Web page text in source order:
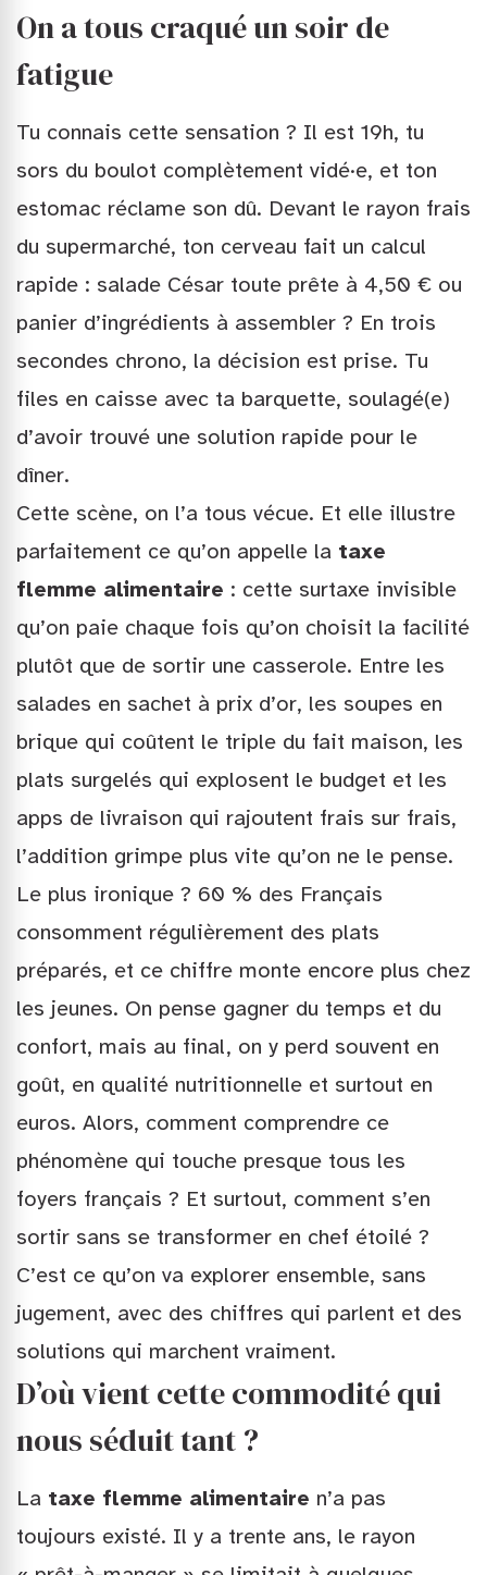
On a tous craqué un soir de
fatigue
Tu connais cette sensation ? Il est 19h, tu
sors du boulot complètement vidé·e, et ton
estomac réclame son dû. Devant le rayon frais
du supermarché, ton cerveau fait un calcul
rapide : salade César toute prête à 4,50 € ou
panier d’ingrédients à assembler ? En trois
secondes chrono, la décision est prise. Tu
files en caisse avec ta barquette, soulagé(e)
d’avoir trouvé une solution rapide pour le
dîner.
Cette scène, on l’a tous vécue. Et elle illustre
parfaitement ce qu’on appelle la taxe
flemme alimentaire : cette surtaxe invisible
qu’on paie chaque fois qu’on choisit la facilité
plutôt que de sortir une casserole. Entre les
salades en sachet à prix d’or, les soupes en
brique qui coûtent le triple du fait maison, les
plats surgelés qui explosent le budget et les
apps de livraison qui rajoutent frais sur frais,
l’addition grimpe plus vite qu’on ne le pense.
Le plus ironique ? 60 % des Français
consomment régulièrement des plats
préparés, et ce chiffre monte encore plus chez
les jeunes. On pense gagner du temps et du
confort, mais au final, on y perd souvent en
goût, en qualité nutritionnelle et surtout en
euros. Alors, comment comprendre ce
phénomène qui touche presque tous les
foyers français ? Et surtout, comment s’en
sortir sans se transformer en chef étoilé ?
C’est ce qu’on va explorer ensemble, sans
jugement, avec des chiffres qui parlent et des
solutions qui marchent vraiment.
D’où vient cette commodité qui
nous séduit tant ?
La taxe flemme alimentaire n’a pas
toujours existé. Il y a trente ans, le rayon